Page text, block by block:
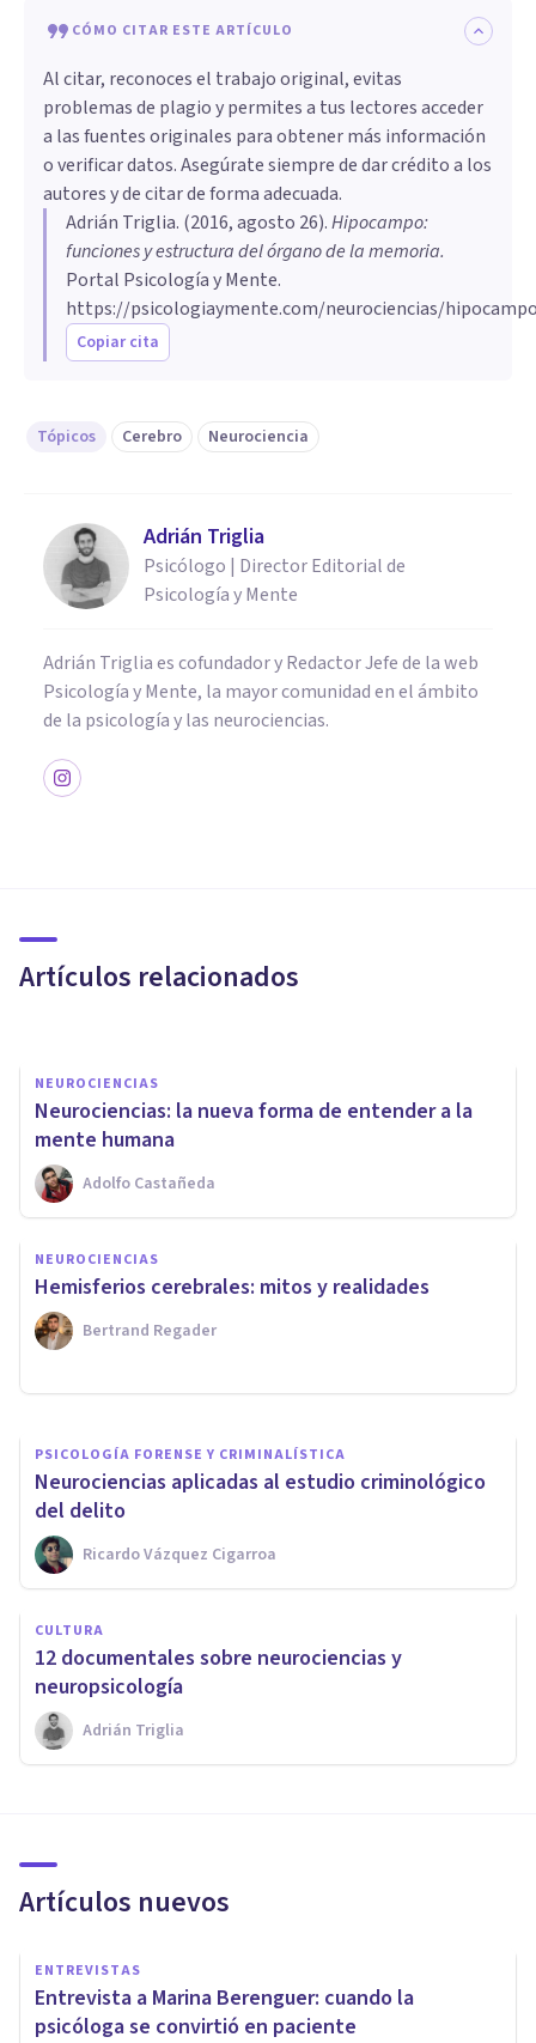
CÓMO CITAR ESTE ARTÍCULO
Al citar, reconoces el trabajo original, evitas
problemas de plagio y permites a tus lectores acceder
a las fuentes originales para obtener más información
o verificar datos. Asegúrate siempre de dar crédito a los
autores y de citar de forma adecuada.
Adrián Triglia. (2016, agosto 26).​Hipocampo:
funciones y estructura del órgano de la memoria.
Portal Psicología y Mente.
https://psicologiaymente.com/neurociencias/
Copiar cita
Tópicos Cerebro Neurociencia
Adrián Triglia
Psicólogo | Director Editorial de
Psicología y Mente
Adrián Triglia es cofundador y Redactor Jefe de la web
Psicología y Mente, la mayor comunidad en el ámbito
de la psicología y las neurociencias.
Artículos relacionados
estructuras y áreas principales
NEUROCIENCIAS
Neurociencias: la nueva forma de entender a la
mente humana
Adolfo Castañeda
NEUROCIENCIAS
Hemisferios cerebrales: mitos y realidades
Bertrand Regader
CULTURA
13 libros de Neurociencias
para principiantes (muy
recomendables)
PSICOLOGÍA FORENSE Y CRIMINALÍSTICA
​Neurociencias aplicadas al estudio criminológico
del delito
Ricardo Vázquez Cigarroa
CULTURA
​12 documentales sobre neurociencias y
neuropsicología
Adrián Triglia
Artículos nuevos
ENTREVISTAS
Entrevista a Marina Berenguer: cuando la
psicóloga se convirtió en paciente